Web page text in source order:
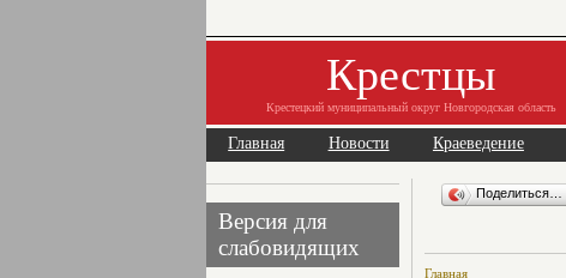
Крестцы
Крестецкий муниципальный округ Новгородская область
Главная Новости Краеведение
Версия для
слабовидящих
Поделиться…
Главная